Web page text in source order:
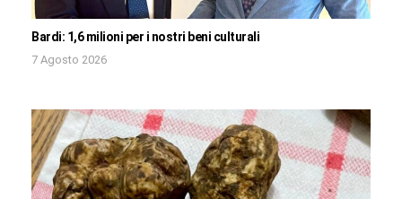
Bardi: 1,6 milioni per i nostri beni culturali
7 Agosto 2026